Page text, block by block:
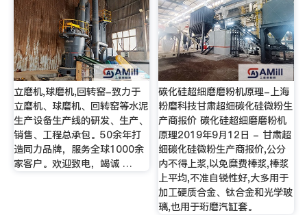
立磨机,球磨机,回转窑-致力于
立磨机、球磨机、回转窑等水泥
生产设备生产线的研发、生产、
销售、工程总承包。50余年打
造同力品牌，服务全球1000余
家客户。欢迎致电，竭诚 …
碳化硅超细磨磨粉机原理-上海
粉磨科技甘肃超细碳化硅微粉生
产商报价 碳化硅超细磨磨粉机
原理2019年9月12日 - 甘肃超
细碳化硅微粉生产商报价,公分
内不得上浆,以免糜费棒浆,棒浆
上平均,不准自锐性好,大多用于
加工硬质合金、钛合金和光学玻
璃,也用于珩磨汽缸套。